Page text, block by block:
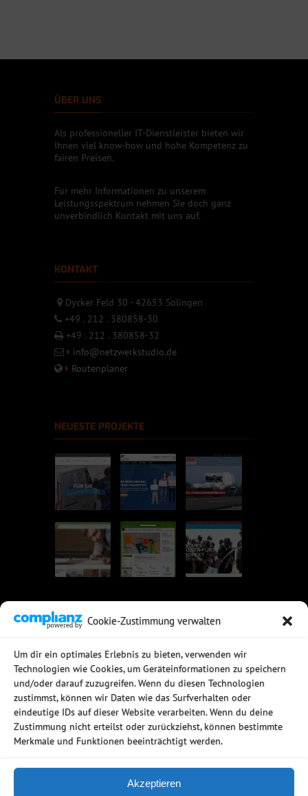
Cookie-Zustimmung verwalten
Um dir ein optimales Erlebnis zu bieten, verwenden wir
Technologien wie Cookies, um Geräteinformationen zu speichern
und/oder darauf zuzugreifen. Wenn du diesen Technologien
zustimmst, können wir Daten wie das Surfverhalten oder
eindeutige IDs auf dieser Website verarbeiten. Wenn du deine
Zustimmung nicht erteilst oder zurückziehst, können bestimmte
Merkmale und Funktionen beeinträchtigt werden.
Akzeptieren
ÜBER UNS
Als professioneller IT-Dienstleister bieten wir
Ihnen viel know-how und hohe Kompetenz zu
fairen Preisen.
Für mehr Informationen zu unserem
Leistungsspektrum nehmen Sie doch ganz
unverbindlich Kontakt mit uns auf.
KONTAKT
Dycker Feld 30 - 42653 Solingen
+49 . 212 . 380858-30
+49 . 212 . 380858-32
info@netzwerkstudio.de
Routenplaner
NEUESTE PROJEKTE
Rechtssichere Email-Archivierung
MDaemon Mail- & Groupwareserver
Virtualisierung mit vmWare
Sophos UTM - Mehr als eine Firewall